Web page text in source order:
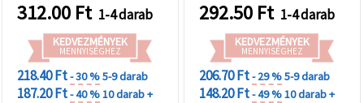
312.00 Ft 1-4 darab
KEDVEZMÉNYEK
MENNYISÉGHEZ
218.40 Ft- 30 %5-9 darab
187.20 Ft- 40 %10 darab +
292.50 Ft 1-4 darab
KEDVEZMÉNYEK
MENNYISÉGHEZ
206.70 Ft- 29 %5-9 darab
148.20 Ft- 49 %10 darab +